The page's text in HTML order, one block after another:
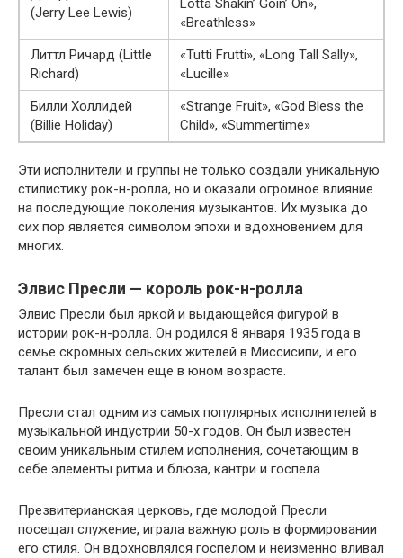
(Jerry Lee Lewis)
Lotta Shakin’ Goin’ On»,
«Breathless»
Литтл Ричард (Little
Richard)
«Tutti Frutti», «Long Tall Sally»,
«Lucille»
Билли Холлидей
(Billie Holiday)
«Strange Fruit», «God Bless the
Child», «Summertime»
Эти исполнители и группы не только создали уникальную
стилистику рок-н-ролла, но и оказали огромное влияние
на последующие поколения музыкантов. Их музыка до
сих пор является символом эпохи и вдохновением для
многих.
Элвис Пресли — король рок-н-ролла
Элвис Пресли был яркой и выдающейся фигурой в
истории рок-н-ролла. Он родился 8 января 1935 года в
семье скромных сельских жителей в Миссисипи, и его
талант был замечен еще в юном возрасте.
Пресли стал одним из самых популярных исполнителей в
музыкальной индустрии 50-х годов. Он был известен
своим уникальным стилем исполнения, сочетающим в
себе элементы ритма и блюза, кантри и госпела.
Презвитерианская церковь, где молодой Пресли
посещал служение, играла важную роль в формировании
его стиля. Он вдохновлялся госпелом и неизменно вливал